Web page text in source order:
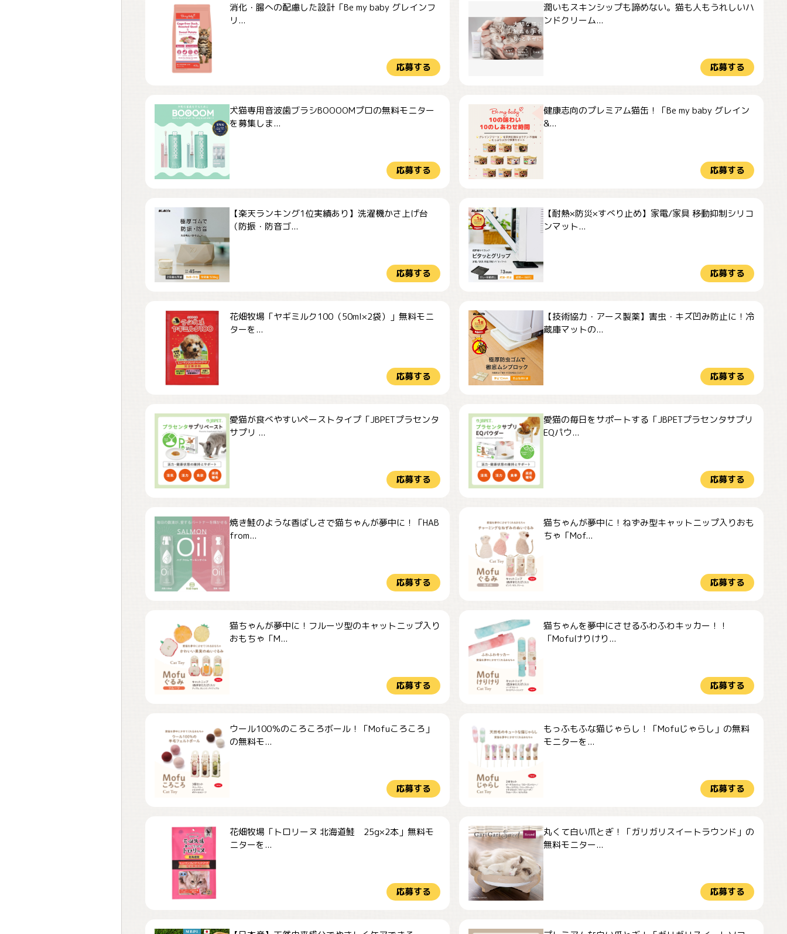
消化・腸への配慮した設計「Be my baby グレインフ
リ...
応募する
潤いもスキンシップも諦めない。猫も人もうれしいハ
ンドクリーム...
応募する
犬猫専用音波歯ブラシBOOOOMプロの無料モニター
を募集しま...
応募する
健康志向のプレミアム猫缶！「Be my baby グレイン
&...
応募する
【楽天ランキング1位実績あり】洗濯機かさ上げ台
（防振・防音ゴ...
応募する
【耐熱×防災×すべり止め】家電/家具 移動抑制シリコ
ンマット...
応募する
花畑牧場「ヤギミルク100（50ml×2袋）」無料モニ
ターを...
応募する
【技術協力・アース製薬】害虫・キズ凹み防止に！冷
蔵庫マットの...
応募する
愛猫が食べやすいペーストタイプ「JBPETプラセンタ
サプリ ...
応募する
愛猫の毎日をサポートする「JBPETプラセンタサプリ
EQパウ...
応募する
焼き鮭のような香ばしさで猫ちゃんが夢中に！「HAB
from...
応募する
猫ちゃんが夢中に！ねずみ型キャットニップ入りおも
ちゃ「Mof...
応募する
猫ちゃんが夢中に！フルーツ型のキャットニップ入り
おもちゃ「M...
応募する
猫ちゃんを夢中にさせるふわふわキッカー！！
「Mofuけりけり...
応募する
ウール100％のころころボール！「Mofuころころ」
の無料モ...
応募する
もっふもふな猫じゃらし！「Mofuじゃらし」の無料
モニターを...
応募する
花畑牧場「トロリーヌ 北海道鮭 25g×2本」無料モ
ニターを...
応募する
丸くて白い爪とぎ！「ガリガリスイートラウンド」の
無料モニター...
応募する